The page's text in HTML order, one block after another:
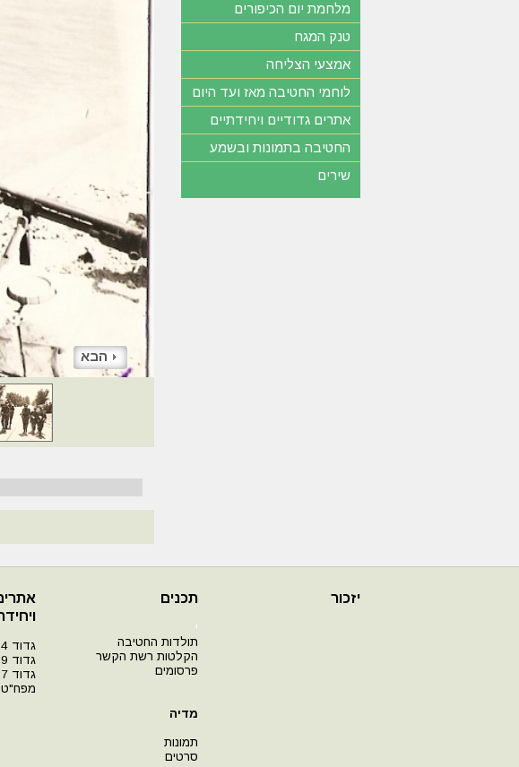
הבא
מלחמת יום הכיפורים
טנק המגח
אמצעי הצליחה
לוחמי החטיבה מאז ועד היום
אתרים גדודיים ויחידתיים
החטיבה בתמונות ובשמע
שירים
יזכור תכנים
י
תולדות החטיבה
הקלטות רשת הקשר
פרסומים
מדיה
תמונות
סרטים
גדוד 264
גדוד 599
גדוד 257
מפח"ט